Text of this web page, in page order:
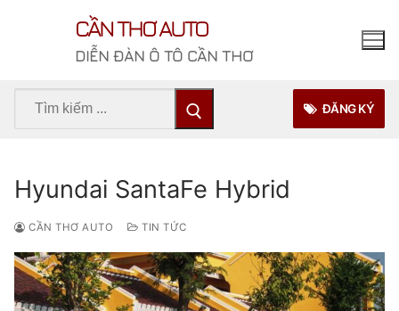
CẦN THƠ AUTO
DIỄN ĐÀN Ô TÔ CẦN THƠ
Tìm
ĐĂNG KÝ
Hyundai SantaFe Hybrid
CẦN THƠ AUTO TIN TỨC